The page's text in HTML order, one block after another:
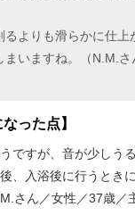
よりも滑らかに仕上
まいますね。（N.M.
った点】
ですが、音が少しう
、入浴後に行うとき
さん／女性／37歳／